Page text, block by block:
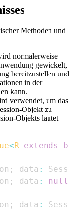
Methoden und
normalerweise
gewickelt,
bereitzustellen und
in der
kann.
verwendet, um das
Objekt zu
Objekts lautet
<R extends
; data :
; data : null
; data :